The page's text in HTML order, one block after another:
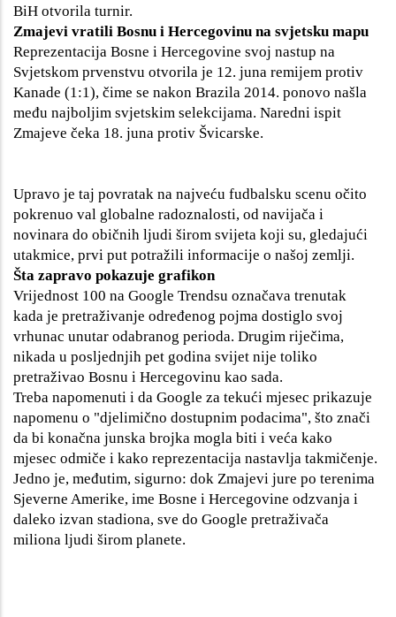
BiH otvorila turnir.
Zmajevi vratili Bosnu i Hercegovinu na svjetsku mapu
Reprezentacija Bosne i Hercegovine svoj nastup na
Svjetskom prvenstvu otvorila je 12. juna remijem protiv
Kanade (1:1), čime se nakon Brazila 2014. ponovo našla
među najboljim svjetskim selekcijama. Naredni ispit
Zmajeve čeka 18. juna protiv Švicarske.
Upravo je taj povratak na najveću fudbalsku scenu očito
pokrenuo val globalne radoznalosti, od navijača i
novinara do običnih ljudi širom svijeta koji su, gledajući
utakmice, prvi put potražili informacije o našoj zemlji.
Šta zapravo pokazuje grafikon
Vrijednost 100 na Google Trendsu označava trenutak
kada je pretraživanje određenog pojma dostiglo svoj
vrhunac unutar odabranog perioda. Drugim riječima,
nikada u posljednjih pet godina svijet nije toliko
pretraživao Bosnu i Hercegovinu kao sada.
Treba napomenuti i da Google za tekući mjesec prikazuje
napomenu o "djelimično dostupnim podacima", što znači
da bi konačna junska brojka mogla biti i veća kako
mjesec odmiče i kako reprezentacija nastavlja takmičenje.
Jedno je, međutim, sigurno: dok Zmajevi jure po terenima
Sjeverne Amerike, ime Bosne i Hercegovine odzvanja i
daleko izvan stadiona, sve do Google pretraživača
miliona ljudi širom planete.